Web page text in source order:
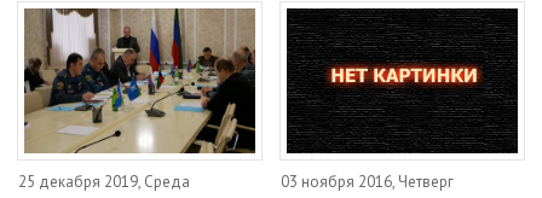
25 декабря 2019, Среда 03 ноября 2016, Четверг